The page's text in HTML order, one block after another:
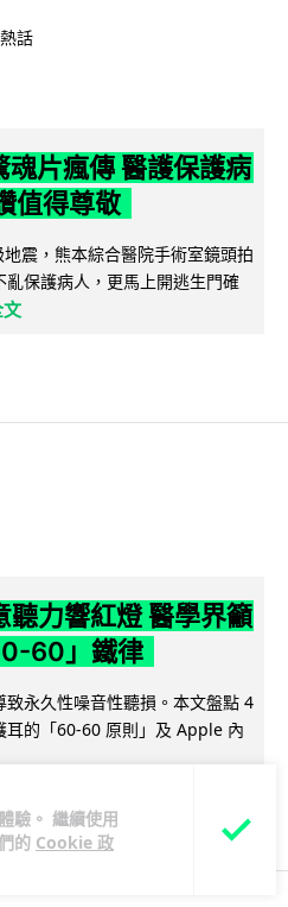
驗。 繼續使用
的 Cookie 政
話
魂片瘋傳 醫護保護病
值得尊敬
震，熊本綜合醫院手術室鏡頭拍
保護病人，更馬上開逃生門確
文
力響紅燈 醫學界籲
60」鐵律
永久性噪音性聽損。本文盤點 4
耳的「60-60 原則」及 Apple 內